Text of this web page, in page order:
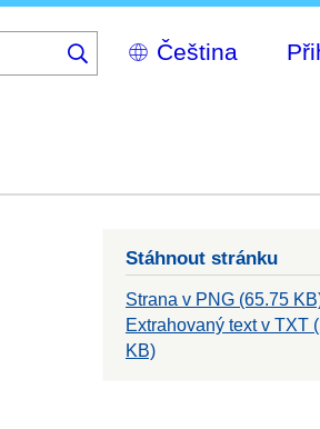
Select
your
Stáhnout stránku
Strana v PNG (65.75
Extrahovaný text v TXT
KB)